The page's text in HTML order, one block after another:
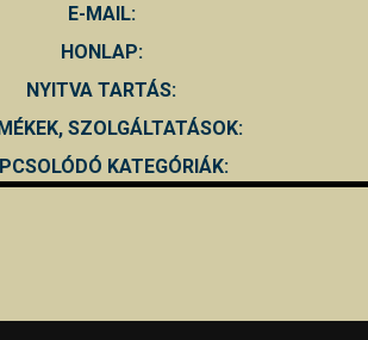
E-MAIL:
HONLAP:
NYITVA TARTÁS:
SZOLGÁLTATÁSOK:
KATEGÓRIÁK: